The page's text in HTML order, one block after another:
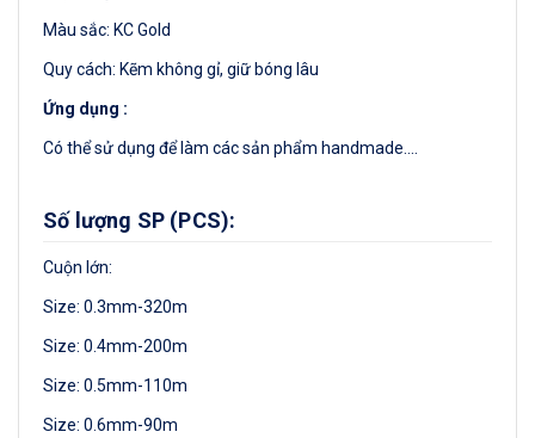
Màu sắc: KC Gold
Quy cách: Kẽm không gỉ, giữ bóng lâu
Ứng dụng :
Có thể sử dụng để làm các sản phẩm handmade....
Số lượng SP (PCS):
Cuộn lớn:
Size: 0.3mm-320m
Size: 0.4mm-200m
Size: 0.5mm-110m
Size: 0.6mm-90m